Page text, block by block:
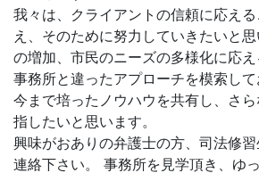
我々は、クライアントの信頼に応え
え、そのために努力していきたいと
の増加、市民のニーズの多様化に応
事務所と違ったアプローチを模索して
今まで培ったノウハウを共有し、さ
指したいと思います。
興味がおありの弁護士の方、司法修
連絡下さい。 事務所を見学頂き、ゆ